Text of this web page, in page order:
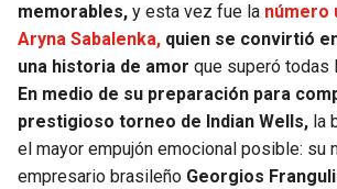
memorables, y esta vez fue la número
Aryna Sabalenka, quien se convirtió
una historia de amor que superó todas
En medio de su preparación para
prestigioso torneo de Indian Wells, la
el mayor empujón emocional posible: su
empresario brasileño Georgios